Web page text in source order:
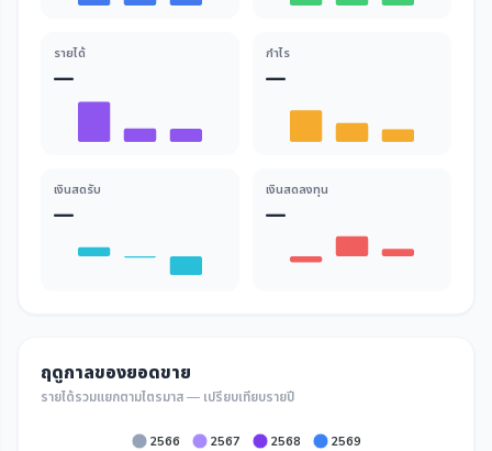
รายได้
—
กำไร
—
เงินสดรับ
—
เงินสดลงทุน
—
ฤดูกาลของยอดขาย
รายได้รวมแยกตามไตรมาส — เปรียบเทียบรายปี
2566 2567 2568 2569